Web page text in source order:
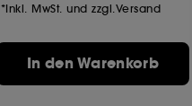
*Inkl. MwSt. und zzgl.Versand
In den Warenkorb